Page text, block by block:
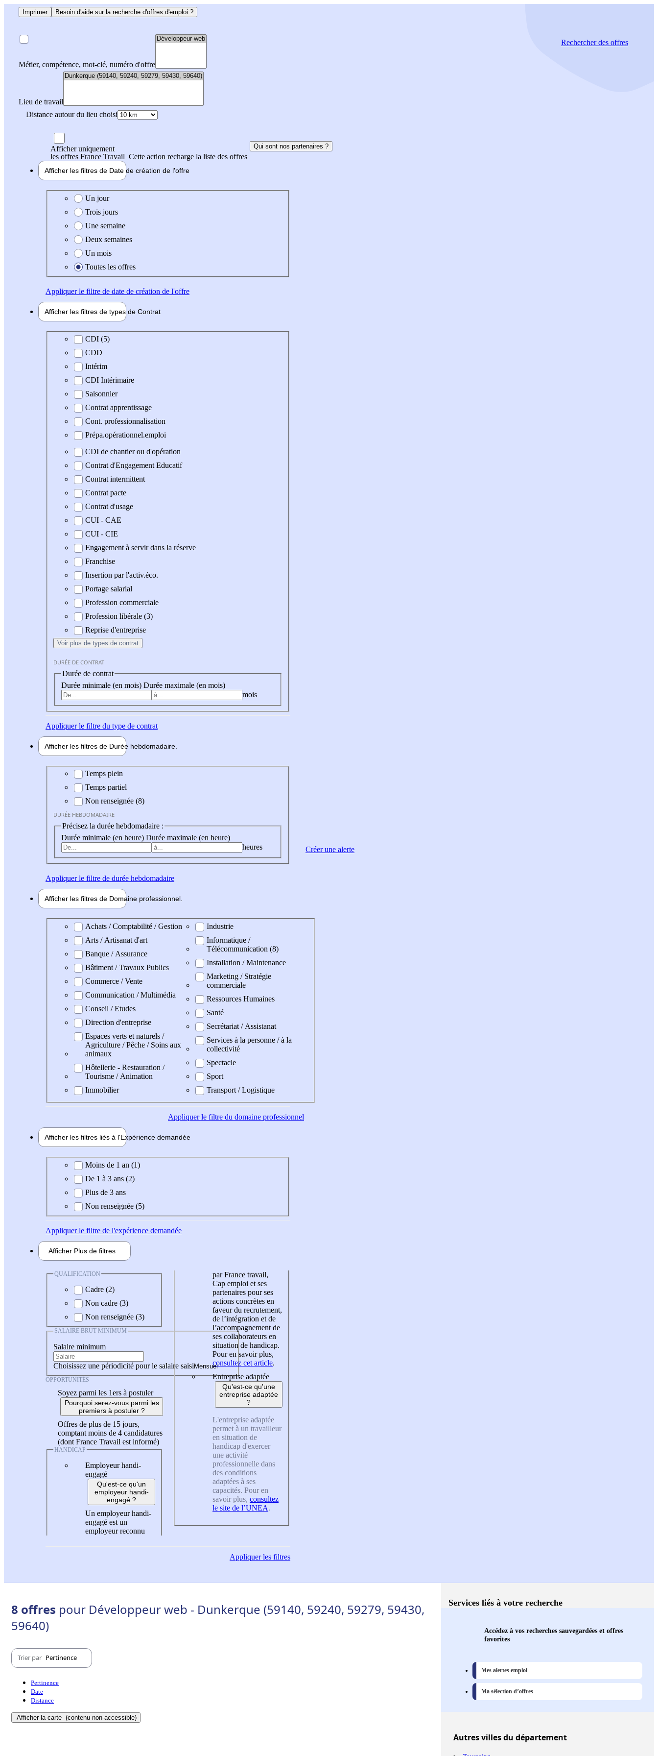
Imprimer Besoin d'aide sur la recherche d'offres d'emploi ?
Métier, compétence, mot-clé, numéro d'offre
Lieu de travail
Distance autour du lieu choisi
Rechercherdes offres
Afficher uniquement
les offres France Travail Cette action recharge la liste des offres
Qui sont nos partenaires ?
Afficher les filtres de Date de création de l'offre
Date de création de l'offre
Un jour
Trois jours
Une semaine
Deux semaines
Un mois
Toutes les offres
Appliquerle filtre de date de création de l'offre
Afficher les filtres de types de Contrat
Type de contrat
CDI (5)
CDD
Intérim
CDI Intérimaire
Saisonnier
Contrat apprentissage
Cont. professionnalisation
Prépa.opérationnel.emploi
CDI de chantier ou d'opération
Contrat d'Engagement Educatif
Contrat intermittent
Contrat pacte
Contrat d'usage
CUI - CAE
CUI - CIE
Engagement à servir dans la réserve
Franchise
Insertion par l'activ.éco.
Portage salarial
Profession commerciale
Profession libérale (3)
Reprise d'entreprise
Voir plus de types de contrat
DURÉE DE CONTRAT
Durée de contrat
Durée minimale (en mois) Durée maximale (en mois)
mois
Appliquerle filtre du type de contrat
Afficher les filtres de Durée hebdomadaire
Durée hebdomadaire
Temps plein
Temps partiel
Non renseignée (8)
DURÉE HEBDOMADAIRE
Précisez la durée hebdomadaire :
Durée minimale (en heure) Durée maximale (en heure)
heures
Appliquerle filtre de durée hebdomadaire
Afficher les filtres de Domaine professionnel
Domaine professionel
Achats / Comptabilité / Gestion
Arts / Artisanat d'art
Banque / Assurance
Bâtiment / Travaux Publics
Commerce / Vente
Communication / Multimédia
Conseil / Etudes
Direction d'entreprise
Espaces verts et naturels /
Agriculture / Pêche / Soins aux
animaux
Hôtellerie - Restauration /
Tourisme / Animation
Immobilier
Industrie
Informatique /
Télécommunication (8)
Installation / Maintenance
Marketing / Stratégie
commerciale
Ressources Humaines
Santé
Secrétariat / Assistanat
Services à la personne / à la
collectivité
Spectacle
Sport
Transport / Logistique
Appliquerle filtre du domaine professionnel
Afficher les filtres liés à l'Expérience demandée
Expérience demandée
Moins de 1 an (1)
De 1 à 3 ans (2)
Plus de 3 ans
Non renseignée (5)
Appliquerle filtre de l'expérience demandée
Afficher Plus de filtres
QUALIFICATION
Cadre (2)
Non cadre (3)
Non renseignée (3)
SALAIRE BRUT MINIMUM
Salaire minimum
Choisissez une périodicité pour le salaire saisi
OPPORTUNITÉS
Soyez parmi les 1ers à postuler
Pourquoi serez-vous parmi les
premiers à postuler ?
Offres de plus de 15 jours,
comptant moins de 4 candidatures
(dont France Travail est informé)
HANDICAP
Employeur handi-
engagé
Qu'est-ce qu'un
employeur handi-
engagé ?
Un employeur handi-
engagé est un
employeur reconnu
par France travail,
Cap emploi et ses
partenaires pour ses
actions concrètes en
faveur du recrutement,
de l’intégration et de
l’accompagnement de
ses collaborateurs en
situation de handicap.
Pour en savoir plus,
consultez cet article.
Entreprise adaptée
Qu'est-ce qu'une
entreprise adaptée
?
L'entreprise adaptée
permet à un travailleur
en situation de
handicap d'exercer
une activité
professionnelle dans
des conditions
adaptées à ses
capacités. Pour en
savoir plus, consultez
le site de l’UNEA.
Appliquerles filtres
Créer une alerte
8 offres pour Développeur web - Dunkerque (59140, 59240, 59279, 59430,
59640)
Trier par Pertinence
Pertinence
Date
Distance
Afficher la carte (contenu non-accessible)
Services liés à votre recherche
Accédez à vos recherches sauvegardées et offres
favorites
Mes alertes emploi
Ma sélection d’offres
Autresvillesdu département